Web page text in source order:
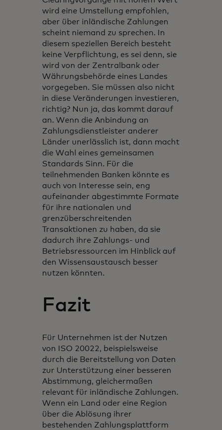
wird eine Umstellung empfohlen,
aber über inländische Zahlungen
scheint niemand zu sprechen. In
diesem speziellen Bereich besteht
keine Verpflichtung, es sei denn, sie
wird von der Zentralbank oder
Währungsbehörde eines Landes
vorgegeben. Sie müssen also nicht
in diese Veränderungen investieren,
richtig? Nun ja, das kommt darauf
an. Wenn die Anbindung an
Zahlungsdienstleister anderer
Länder unerlässlich ist, dann macht
die Wahl eines gemeinsamen
Standards Sinn. Für die
teilnehmenden Banken könnte es
auch von Interesse sein, eng
aufeinander abgestimmte Formate
für ihre nationalen und
grenzüberschreitenden
Transaktionen zu haben, da sie
dadurch ihre Zahlungs- und
Betriebsressourcen im Hinblick auf
den Wissensaustausch besser
nutzen könnten.
Fazit
Für Unternehmen ist der Nutzen
von ISO 20022, beispielsweise
durch die Bereitstellung von Daten
zur Unterstützung einer besseren
Abstimmung, gleichermaßen
relevant für inländische Zahlungen.
Wenn ein Land oder eine Region
über die Ablösung ihrer
bestehenden Zahlungsplattform